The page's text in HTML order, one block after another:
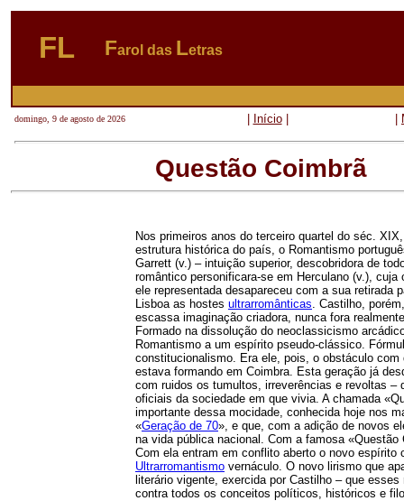
FL Farol das Letras
domingo, 9 de agosto de 2026 Início|
Questão Coimbrã
Nos primeiros anos do terceiro quartel do séc.
estrutura histórica do país, o Romantismo
Garrett (v.) – intuição superior, descobridora de
romântico personificara-se em Herculano (v.),
ele representada desapareceu com a sua retirada
Lisboa as hostes ultrarromânticas. Castilho,
escassa imaginação criadora, nunca fora
Formado na dissolução do neoclassicismo
Romantismo a um espírito pseudo-clássico.
constitucionalismo. Era ele, pois, o obstáculo
estava formando em Coimbra. Esta geração já
com ruidos os tumultos, irreverências e revoltas –
oficiais da sociedade em que vivia. A chamada
importante dessa mocidade, conhecida hoje nos
«Geração de 70», e que, com a adição de novos
na vida pública nacional. Com a famosa
Com ela entram em conflito aberto o novo
Ultrarromantismo vernáculo. O novo lirismo que
literário vigente, exercida por Castilho – que
contra todos os conceitos políticos, históricos e